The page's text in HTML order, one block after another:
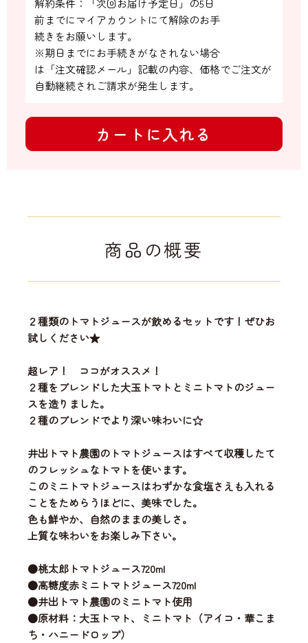
解約条件：「次回お届け予定日」の5日
前までにマイアカウントにて解除のお手
続きをお願いします。
※期日までにお手続きがなされない場合
は「注文確認メール」記載の内容、価格でご注文が
自動継続されご請求が発生します。
カートに入れる
商品の概要
２種類のトマトジュースが飲めるセットです！ぜひお
試しください★
超レア！ ココがオススメ！
２種をブレンドした大玉トマトとミニトマトのジュー
スを造りました。
２種のブレンドでより深い味わいに☆
井出トマト農園のトマトジュースはすべて収穫したて
のフレッシュなトマトを使います。
このミニトマトジュースはわずかな食塩さえも入れる
ことをためらうほどに、美味でした。
色も鮮やか、自然のままの美しさ。
上質な味わいをお楽しみ下さい。
●桃太郎トマトジュース720ml
●高糖度赤ミニトマトジュース720ml
●井出トマト農園のミニトマト使用
●原材料：大玉トマト、ミニトマト（アイコ・華こま
ち・ハニードロップ）